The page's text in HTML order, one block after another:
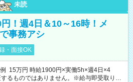
未読
！週4日＆10～16時！メ
事務アシ
・面接OK
15万円 時給1900円×実働5h×週4日×4
るものではありません。※給与即受取りサ